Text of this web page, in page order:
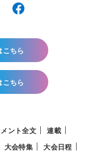
こちら
こちら
ント全文
連載
大会特集 大会日程